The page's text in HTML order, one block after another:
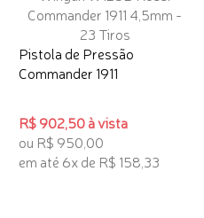
Pistola de Pressão
Commander 1911
R$ 902,50 à vista
ou R$ 950,00
em até 6x de R$ 158,33